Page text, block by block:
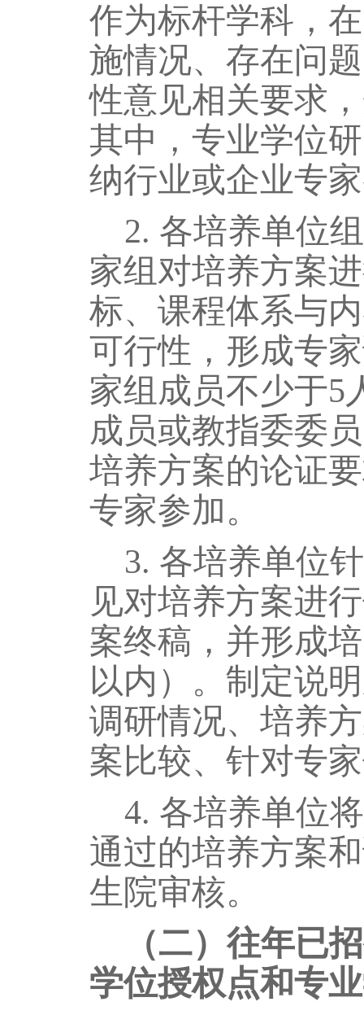
作为标杆学科，
施情况、存在问
性意见相关要求
其中，专业学位
纳行业或企业专
2. 各培养单位
家组对培养方案
标、课程体系与
可行性 ， 形成专
家组成员不少于5
成员或教指委委
培养方案的论证
专家参加。
3. 各培养单位
见对培养方案进
案终稿，并形成
以内）。 制定说
调研情况、培养
案比较、针对专
4. 各培养单位
通过的培养方案
生院审核。
（二）往年已
学位授权点和专